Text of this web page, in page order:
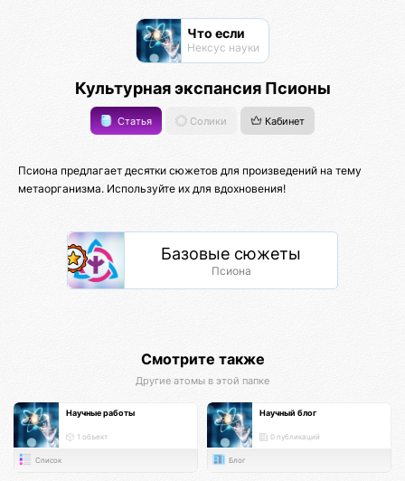
Что если
Нексус науки
Культурная экспансия Псионы
Статья Солики Кабинет
Псиона предлагает десятки сюжетов для произведений на тему
метаорганизма. Используйте их для вдохновения!
Базовые сюжеты
Псиона
Смотрите также
Другие атомы в этой папке
Научные работы
1 объект
Список
Научный блог
0 публикаций
Блог